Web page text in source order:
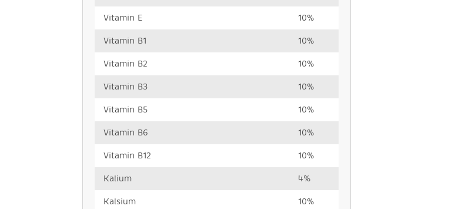
Vitamin E 10%
Vitamin B1 10%
Vitamin B2 10%
Vitamin B3 10%
Vitamin B5 10%
Vitamin B6 10%
Vitamin B12 10%
Kalium 4%
Kalsium 10%